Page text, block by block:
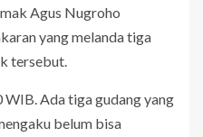
Agus Nugroho
yang melanda tiga
tersebut.
Ada tiga gudang yang
belum bisa